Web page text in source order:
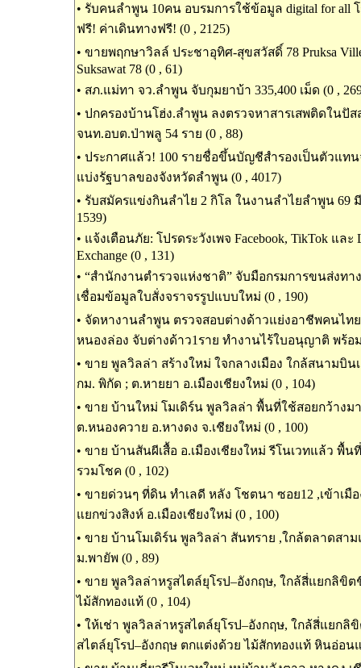
• รับคนลำพูน 10คน อบรมการใช้ข้อมูล digital for all
ฟรี! ค่าเดินทางฟรี! (0 , 2125)
• ขายพฤกษาวิลล์ ประชาอุทิศ-สุขสวัสดิ์ 78 Pruksa Ville
Suksawat 78 (0 , 61)
• สภ.แม่ทา จว.ลำพูน จับกุมยาบ้า 335,400 เม็ด (0 ,
• ปกครองบ้านโฮ่ง.ลำพูน ลงตรวจหาสารเสพติดในปัส
จนท.อบต.ป่าพลู 54 ราย (0 , 88)
• ประกาศแล้ว! 100 รายชื่อขึ้นบัญชีสำรองเป็นตัวแท
แบ่งรัฐบาลของจังหวัดลำพูน (0 , 4017)
• รับสมัครแข่งกินลำไย 2 กิโล ในงานลำไยลำพูน 69 มี
1539)
• แจ้งเตือนภัย: โปรดระวังเพจ Facebook, TikTok และ
Exchange (0 , 131)
• “สำนักงานตำรวจแห่งชาติ” จับมือกรมการขนส่งทา
เชื่อมข้อมูลใบสั่งจราจรรูปแบบใหม่ (0 , 190)
• จัดหางานลำพูน ตรวจสอบต่างด้าวแย่งอาชีพคนไท
หนองล่อง จับต่างด้าว1ราย ทำงานไร้ใบอนุญาติ พร้อ
• ขาย พูลวิลล่า สร้างใหม่ ใจกลางเมือง ใกล้สนามบิน
กม. พิกัด ; ต.หายยา อ.เมืองเชียงใหม่ (0 , 104)
• ขาย บ้านใหม่ โมเดิร์น พูลวิลล่า พื้นที่ใช้สอยกว้างม
ต.หนองควาย อ.หางดง จ.เชียงใหม่ (0 , 100)
• ขาย บ้านสันผีเสื้อ อ.เมืองเชียงใหม่ รีโนเวทแล้ว พื้น
รวมโชค (0 , 102)
• ขายด่วนๆ ที่ดิน ทำเลดี หลัง โชตนา ซอย12 ,เข้าเมือ
แยกข่วงสิงห์ อ.เมืองเชียงใหม่ (0 , 100)
• ขาย บ้านโมเดิร์น พูลวิลล่า สันทราย ,ใกล้ตลาดสาม
ม.พายัพ (0 , 89)
• ขาย พูลวิลล่าหรูสไตล์ยุโรป–อังกฤษ, ใกล้สี่แยกลิขิ
ไม้สักทองแท้ (0 , 104)
• ให้เช่า พูลวิลล่าหรูสไตล์ยุโรป–อังกฤษ, ใกล้สี่แยกลิ
สไตล์ยุโรป–อังกฤษ ตกแต่งด้วย ไม้สักทองแท้ หินอ่อน